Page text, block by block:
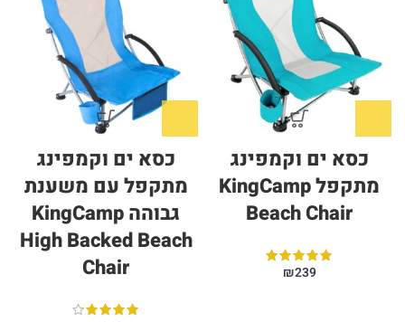
כסא ים וקמפינג
מתקפל KingCamp
Beach Chair
₪239
כסא ים וקמפינג
מתקפל עם משענת
גבוהה KingCamp
High Backed Beach
Chair